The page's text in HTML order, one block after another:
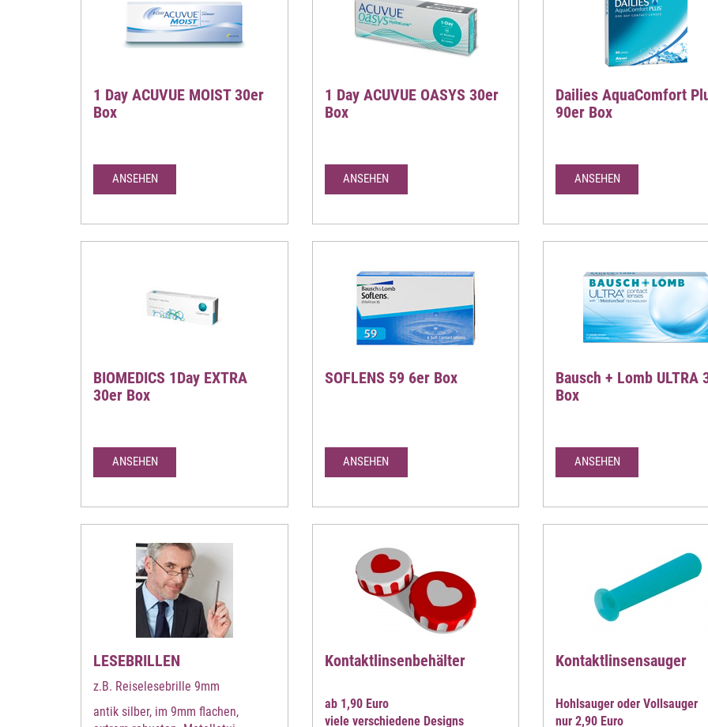
1 Day ACUVUE MOIST 30er
Box
ANSEHEN
1 Day ACUVUE OASYS 30er
Box
ANSEHEN
Dailies AquaComfort
90er Box
ANSEHEN
BIOMEDICS 1Day EXTRA
30er Box
ANSEHEN
SOFLENS 59 6er Box
ANSEHEN
Bausch + Lomb ULTRA
Box
ANSEHEN
LESEBRILLEN
z.B. Reiselesebrille 9mm
antik silber, im 9mm flachen,
Kontaktlinsenbehälter
ab 1,90 Euro
viele verschiedene Designs
Kontaktlinsensauger
Hohlsauger oder Vollsauger
nur 2,90 Euro